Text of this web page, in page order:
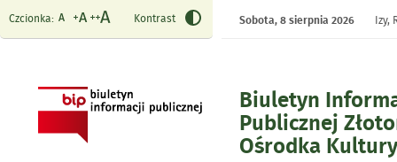
Biuletyn
Publicznej
Ośrodka Kultury
Czcionka: Kontrast Sobota,8 sierpnia 2026 Izy,